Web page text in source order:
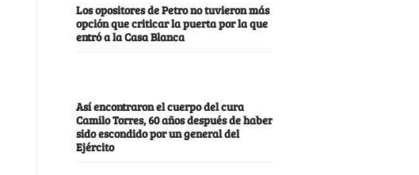
Los opositores de Petro no tuvieron más
opción que criticar la puerta por la que
entró a la Casa Blanca
Así encontraron el cuerpo del cura
Camilo Torres, 60 años después de haber
sido escondido por un general del
Ejército